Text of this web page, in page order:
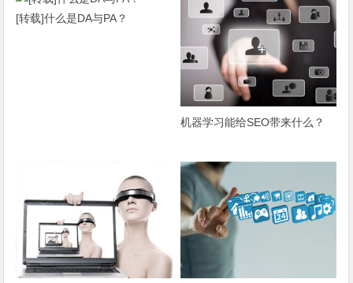
[转载]什么是DA与PA？
机器学习能给SEO带来什么？